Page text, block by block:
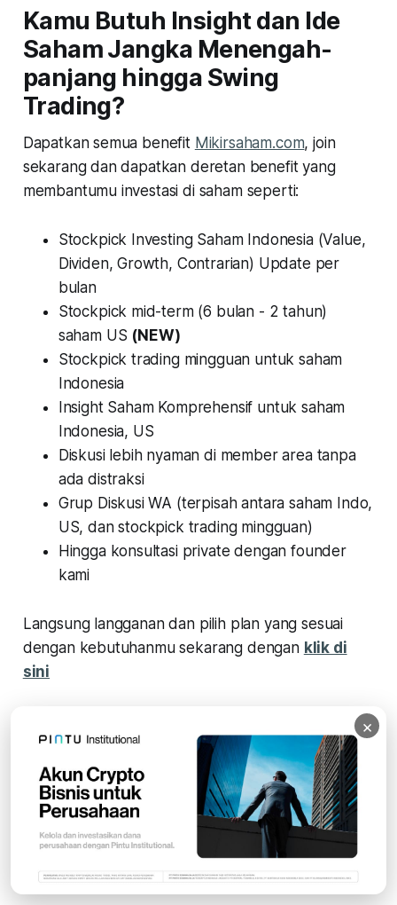
Kamu Butuh Insight dan Ide
Saham Jangka Menengah-
panjang hingga Swing
Trading?
Dapatkan semua benefit Mikirsaham.com, join
sekarang dan dapatkan deretan benefit yang
membantumu investasi di saham seperti:
Stockpick Investing Saham Indonesia (Value,
Dividen, Growth, Contrarian) Update per
bulan
Stockpick mid-term (6 bulan - 2 tahun)
saham US (NEW)
Stockpick trading mingguan untuk saham
Indonesia
Insight Saham Komprehensif untuk saham
Indonesia, US
Diskusi lebih nyaman di member area tanpa
ada distraksi
Grup Diskusi WA (terpisah antara saham Indo,
US, dan stockpick trading mingguan)
Hingga konsultasi private dengan founder
kami
Langsung langganan dan pilih plan yang sesuai
dengan kebutuhanmu sekarang dengan klik di
sini
kamu
bisa baca di sini
READ MORE
×